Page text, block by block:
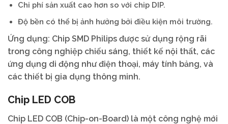
Chi phí sản xuất cao hơn so với chip DIP.
Độ bền có thể bị ảnh hưởng bởi điều kiện môi trường.
Ứng dụng: Chip SMD Philips được sử dụng rộng rãi
trong công nghiệp chiếu sáng, thiết kế nội thất, các
ứng dụng di động như điện thoại, máy tính bảng, và
các thiết bị gia dụng thông minh.
Chip LED COB
Chip LED COB (Chip-on-Board) là một công nghệ mới